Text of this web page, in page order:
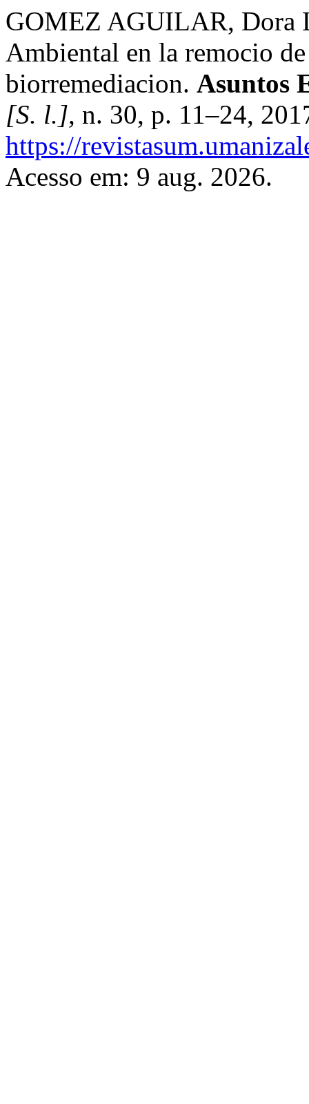
GOMEZ AGUILAR, Dora
Ambiental en la remocio
biorremediacion. Asuntos
[S. l.], n. 30, p. 11–24,
https://
Acesso em: 9 aug. 2026.